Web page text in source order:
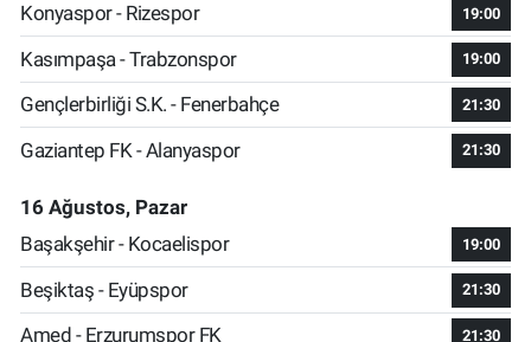
Konyaspor - Rizespor
19:00
Kasımpaşa - Trabzonspor 19:00
Gençlerbirliği S.K. - Fenerbahçe 21:30
Gaziantep FK - Alanyaspor 21:30
16 Ağustos, Pazar
Başakşehir - Kocaelispor
19:00
Beşiktaş - Eyüpspor 21:30
Amed - Erzurumspor FK 21:30